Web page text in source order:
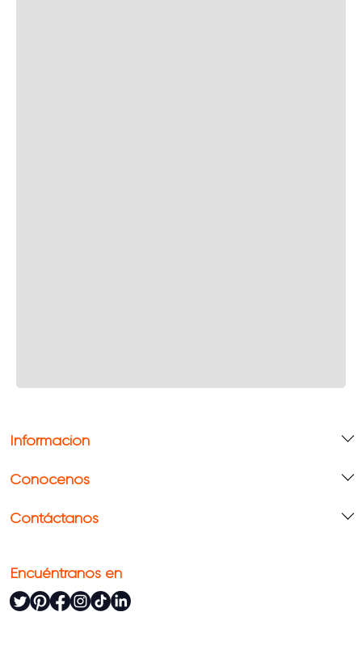
Información
Conócenos
Contáctanos
Encuéntranos en